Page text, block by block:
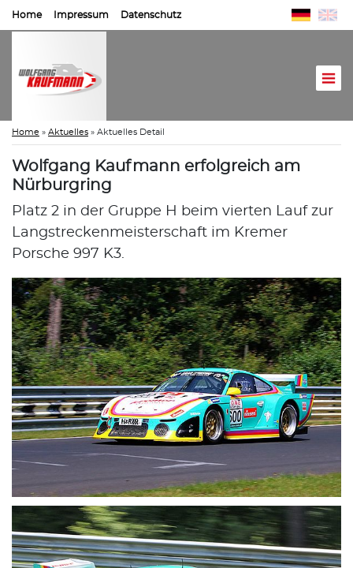
Home Impressum Datenschutz
Home » Aktuelles » Aktuelles Detail
Wolfgang Kaufmann erfolgreich am
Nürburgring
Platz 2 in der Gruppe H beim vierten Lauf zur
Langstreckenmeisterschaft im Kremer
Porsche 997 K3.